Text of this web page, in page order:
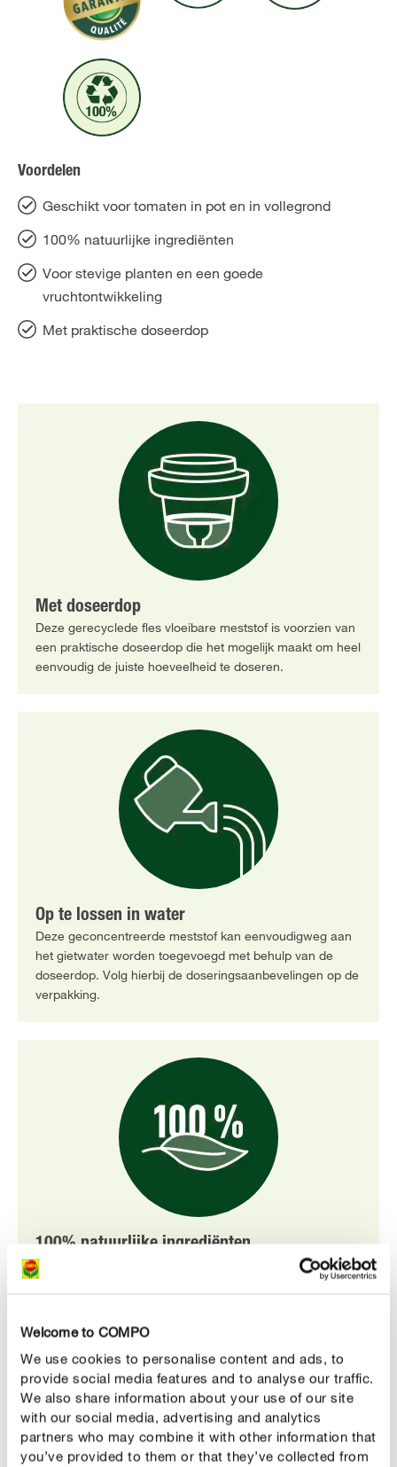
Welcome to COMPO
We use cookies to personalise content and ads, to
provide social media features and to analyse our traffic.
We also share information about your use of our site
with our social media, advertising and analytics
partners who may combine it with other information that
you’ve provided to them or that they’ve collected from
Voordelen
Geschikt voor tomaten in pot en in vollegrond
100% natuurlijke ingrediënten
Voor stevige planten en een goede
vruchtontwikkeling
Met praktische doseerdop
Met doseerdop
Deze gerecyclede fles vloeibare meststof is voorzien van
een praktische doseerdop die het mogelijk maakt om heel
eenvoudig de juiste hoeveelheid te doseren.
Op te lossen in water
Deze geconcentreerde meststof kan eenvoudigweg aan
het gietwater worden toegevoegd met behulp van de
doseerdop. Volg hierbij de doseringsaanbevelingen op de
verpakking.
100% natuurlijke ingrediënten
Deze meststof is samengesteld uit 100% natuurlijke
ingrediënten die tomaten en bessen voorzien van alle
plantenontwikkeling.